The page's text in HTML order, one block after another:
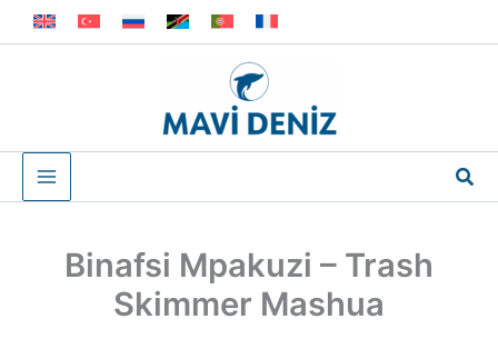
to
Binafsi Mpakuzi – Trash
Skimmer Mashua